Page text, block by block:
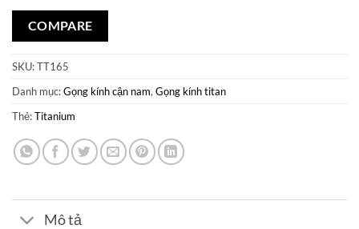
COMPARE
SKU:TT165
Danh mục:Gọng kính cận nam,Gọng kính titan
Thẻ:Titanium
Mô tả